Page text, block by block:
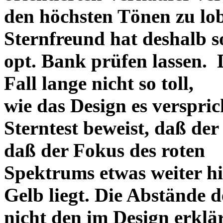
den höchsten Tönen zu
Sternfreund hat deshalb
opt. Bank prüfen lassen.
Fall lange nicht so toll,
wie das Design es
Sterntest beweist, daß
daß der Fokus des roten
Spektrums etwas weiter
Gelb liegt. Die Abstände
nicht den im Design